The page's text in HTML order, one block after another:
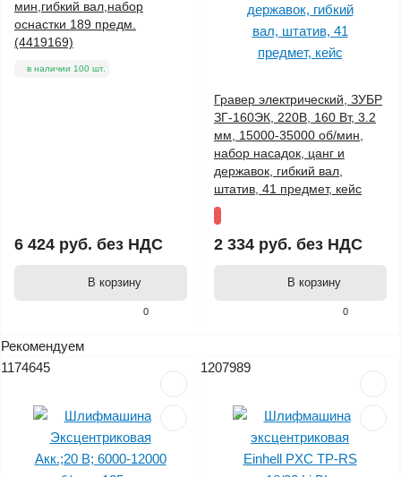
0
мин,гибкий вал,набор
оснастки 189 предм.
(4419169)
в наличии 100 шт.
6 424 руб. без НДС
В корзину
0
Гравер электрический, ЗУБР
ЗГ-160ЭК, 220В, 160 Вт, 3.2
мм, 15000-35000 об/мин,
набор насадок, цанг и
державок, гибкий вал,
штатив, 41 предмет, кейс
2 334 руб. без НДС
В корзину
Рекомендуем
1174645
1207989